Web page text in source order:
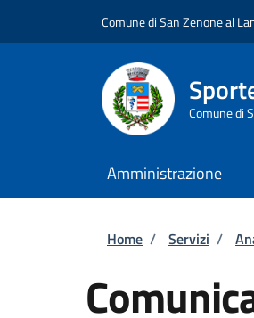
Comune di San Zenone al
Comune di
Amministrazione
Briciole
Home / Servizi /